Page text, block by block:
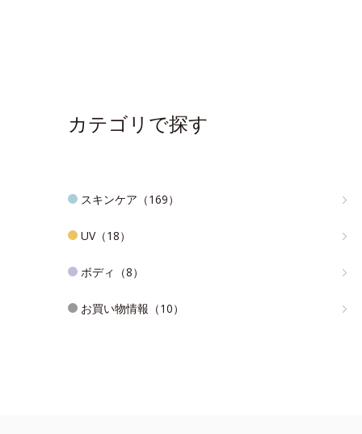
カテゴリで探す
スキンケア（169）
UV（18）
ボディ（8）
お買い物情報（10）